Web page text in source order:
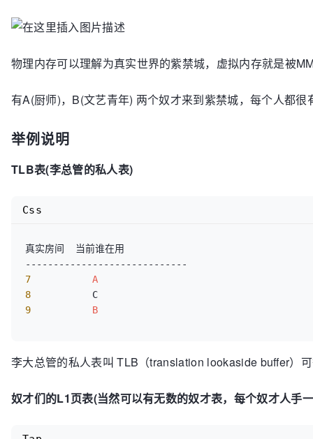
物理内存可以理解为真实世界的紫禁城，虚拟内存就是被
有A(厨师)，B(文艺青年) 两个奴才来到紫禁城，每个人都
举例说明
TLB表(李总管的私人表)
真实房间  当前谁在用
7
A
8
9
B
Css
李大总管的私人表叫 TLB（translation lookaside buffer）
奴才们的L1页表(当然可以有无数的奴才表，每个奴才人手